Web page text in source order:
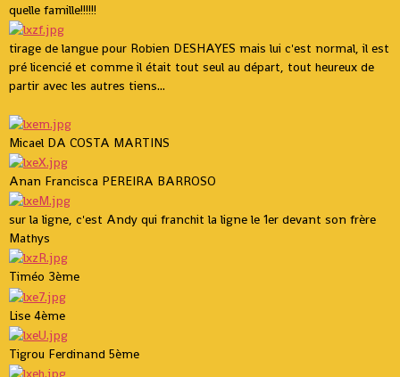
quelle famille!!!!!!
tirage de langue pour Robien DESHAYES mais lui c'est normal, il est
pré licencié et comme il était tout seul au départ, tout heureux de
partir avec les autres tiens...
Micael DA COSTA MARTINS
Anan Francisca PEREIRA BARROSO
sur la ligne, c'est Andy qui franchit la ligne le 1er devant son frère
Mathys
Timéo 3ème
Lise 4ème
Tigrou Ferdinand 5ème